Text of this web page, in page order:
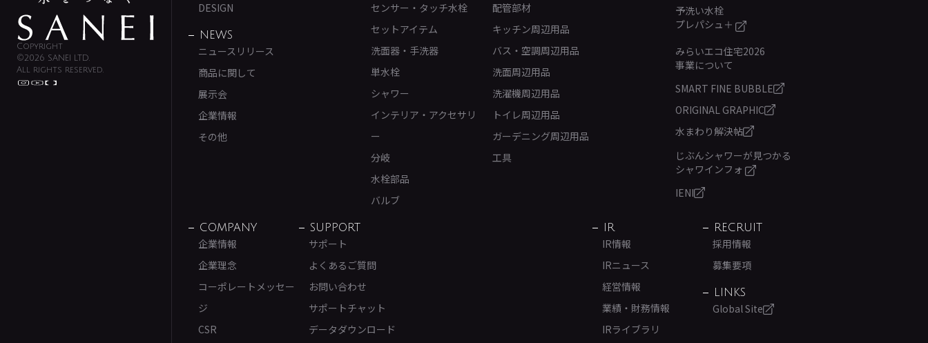
Copyright
©2026 SANEI LTD.
All rights reserved.
DESIGN
NEWS
ニュースリリース
商品に関して
展示会
企業情報
その他
センサー・タッチ水栓
セットアイテム
洗面器・手洗器
単水栓
シャワー
インテリア・アクセサリ
ー
分岐
水栓部品
バルブ
配管部材
キッチン周辺用品
バス・空調周辺用品
洗面周辺用品
洗濯機周辺用品
トイレ周辺用品
ガーデニング周辺用品
工具
予洗い水栓
プレパシュ＋
みらいエコ住宅2026
事業について
SMART FINE BUBBLE
ORIGINAL GRAPHIC
水まわり解決帖
じぶんシャワーが見つかる
シャワインフォ
IENI
COMPANY
企業情報
企業理念
コーポレートメッセー
ジ
CSR
SUPPORT
サポート
よくあるご質問
お問い合わせ
サポートチャット
データダウンロード
IR
IR情報
IRニュース
経営情報
業績・財務情報
IRライブラリ
RECRUIT
採用情報
募集要項
LINKS
Global Site